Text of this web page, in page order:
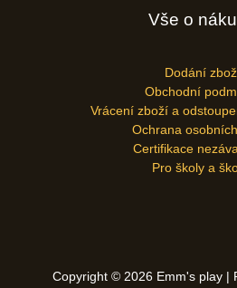
Vše o
Dodání
Obchodní
Vrácení zboží a
Ochrana
Certifikace
Pro školy a
Copyright © 2026 Emm's play |